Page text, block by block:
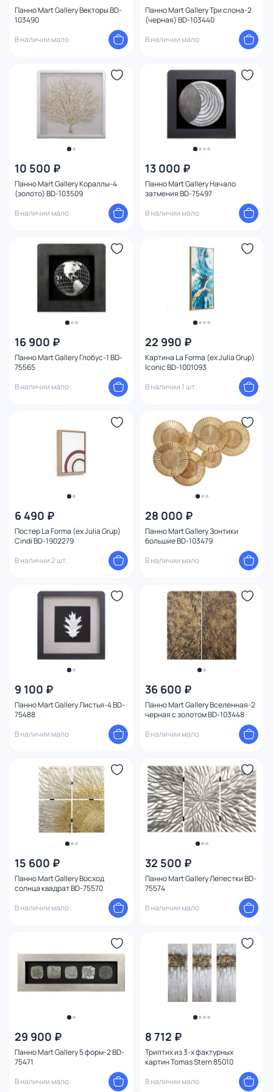
Панно Mart Gallery Векторы BD-
103490
В наличии мало
Панно Mart Gallery Три слона-2
(черная) BD-103440
В наличии мало
10 500 ₽
Панно Mart Gallery Кораллы-4
(золото) BD-103509
В наличии мало
13 000 ₽
Панно Mart Gallery Начало
затмения BD-75497
В наличии мало
16 900 ₽
Панно Mart Gallery Глобус-1 BD-
75565
В наличии мало
22 990 ₽
Картина La Forma (ex Julia Grup)
Iconic BD-1001093
В наличии 1 шт.
6 490 ₽
Постер La Forma (ex Julia Grup)
Cindi BD-1902279
В наличии 2 шт.
28 000 ₽
Панно Mart Gallery Зонтики
большие BD-103479
В наличии мало
9 100 ₽
Панно Mart Gallery Листья-4 BD-
75488
В наличии мало
36 600 ₽
Панно Mart Gallery Вселенная-2
черная с золотом BD-103448
В наличии мало
15 600 ₽
Панно Mart Gallery Восход
солнца квадрат BD-75570
В наличии мало
32 500 ₽
Панно Mart Gallery Лепестки BD-
75574
В наличии мало
29 900 ₽
Панно Mart Gallery 5 форм-2 BD-
75471
В наличии мало
8 712 ₽
Триптих из 3-х фактурных
картин Tomas Stern 85010
В наличии мало
Тема
Конструкция
Ориентация